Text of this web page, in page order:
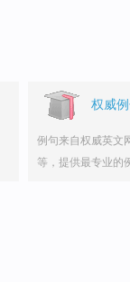
权威
例句来自权威英文
等，提供最专业的